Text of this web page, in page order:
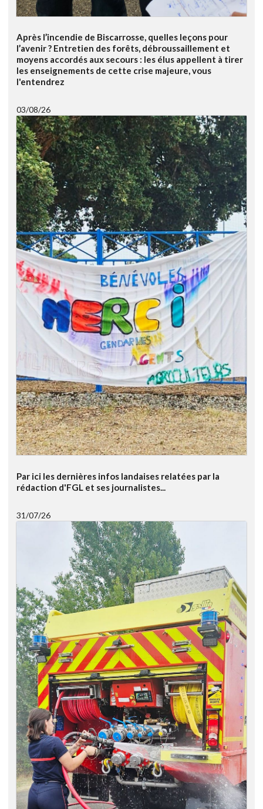
Après l’incendie de Biscarrosse, quelles leçons pour
l’avenir ? Entretien des forêts, débroussaillement et
moyens accordés aux secours : les élus appellent à tirer
les enseignements de cette crise majeure, vous
l'entendrez
03/08/26
Par ici les dernières infos landaises relatées par la
rédaction d'FGL et ses journalistes...
31/07/26